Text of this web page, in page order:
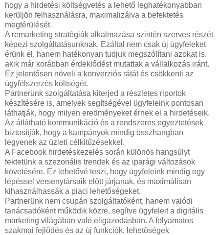
hogy a hirdetési költségvetés a lehető leghatékonyabban
kerüljön felhasználásra, maximalizálva a befektetés
megtérülését.
A remarketing stratégiák alkalmazása szintén szerves részét
képezi szolgáltatásunknak. Ezáltal nem csak új ügyfeleket
érünk el, hanem hatékonyan tudjuk megszólítani azokat is,
akik már korábban érdeklődést mutattak a vállalkozás iránt.
Ez jelentősen növeli a konverziós rátát és csökkenti az
ügyfélszerzés költségét.
Partnerünk szolgáltatása kiterjed a részletes riportok
készítésére is, amelyek segítségével ügyfeleink pontosan
láthatják, hogy milyen eredményeket érnek el a hirdetéseik.
Az átlátható kommunikáció és a rendszeres egyeztetések
biztosítják, hogy a kampányok mindig összhangban
legyenek az üzleti célkitűzésekkel.
A Facebook hirdetéskezelés során különös hangsúlyt
fektetünk a szezonális trendek és az iparági változások
követésére. Ez lehetővé teszi, hogy ügyfeleink mindig egy
lépéssel versenytársaik előtt járjanak, és maximálisan
kihasználhassák a piaci lehetőségeket.
Partnerünk nem csupán szolgáltatóként, hanem valódi
tanácsadóként működik közre, segítve ügyfeleit a digitális
marketing világában való eligazodásban. A folyamatos
szakmai fejlődés és az új funkciók, lehetőségek